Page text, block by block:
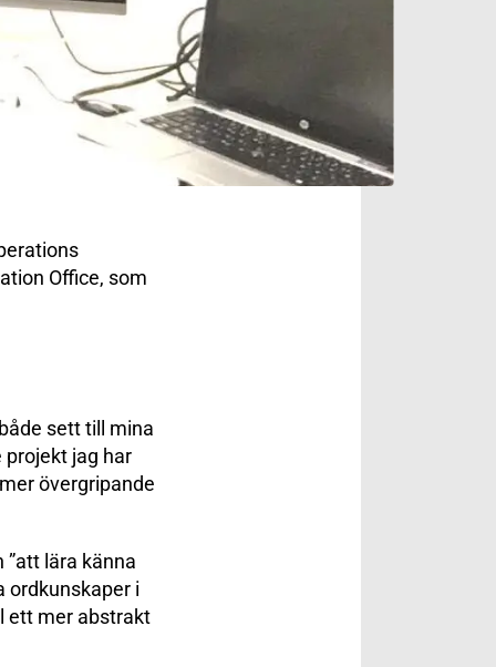
Office, som
sett till mina
jag har
övergripande
lära känna
ordkunskaper i
ett mer abstrakt